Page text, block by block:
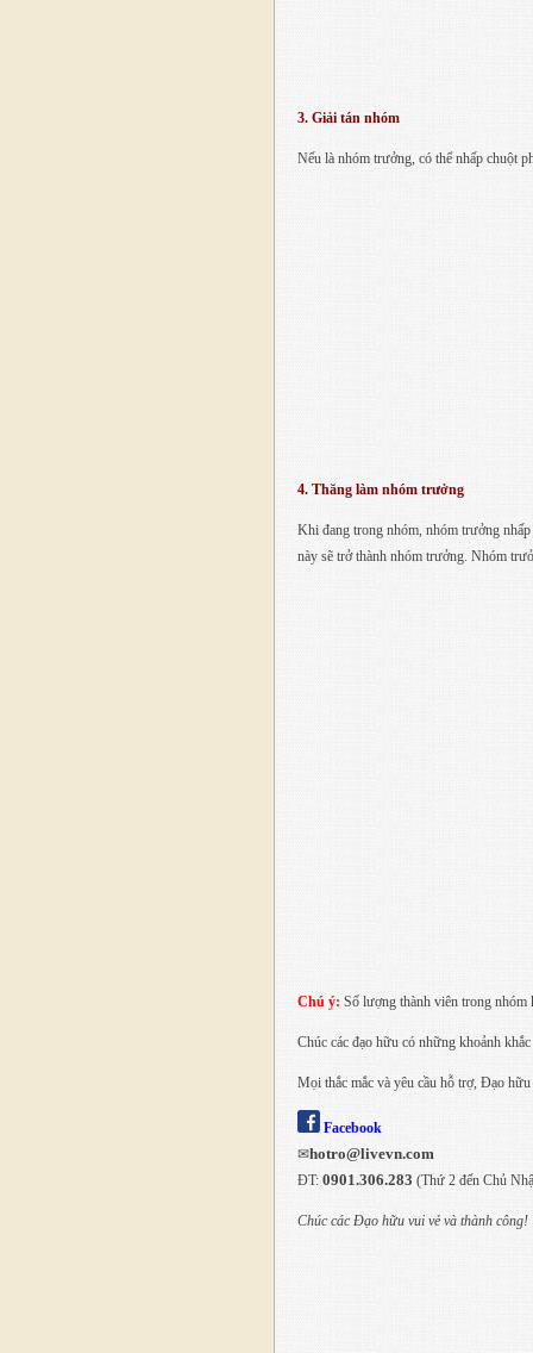
3. Giải tán nhóm
Nếu là nhóm trưởng, có thể nhấp chuột
4. Thăng làm nhóm trưởng
Khi đang trong nhóm, nhóm trưởng
này sẽ trở thành nhóm trưởng. Nhóm
Chú ý: Số lượng thành viên trong
Chúc các đạo hữu có những khoảnh
Mọi thắc mắc và yêu cầu hỗ trợ, Đạo
Facebook
✉hotro@livevn.com
ĐT: 0901.306.283 (Thứ 2 đến Chủ
Chúc các Đạo hữu vui vẻ và thành công!